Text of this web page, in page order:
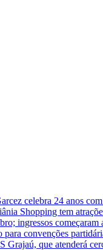
celebra 24 anos
Shopping tem
ingressos
para convenções
que atenderá